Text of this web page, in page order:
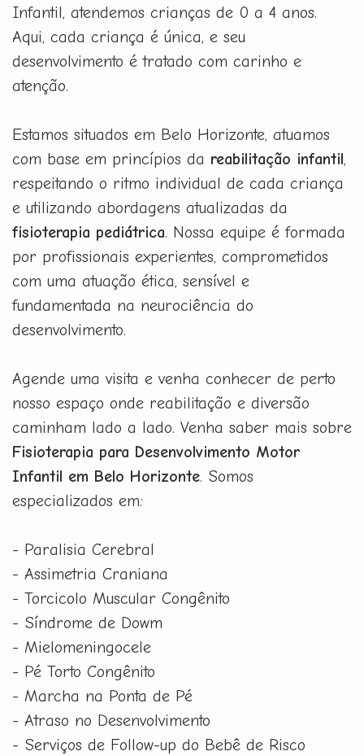
Infantil, atendemos crianças de 0 a 4 anos.
Aqui, cada criança é única, e seu
desenvolvimento é tratado com carinho e
atenção.
Estamos situados em Belo Horizonte, atuamos
com base em princípios da reabilitação infantil,
respeitando o ritmo individual de cada criança
e utilizando abordagens atualizadas da
fisioterapia pediátrica. Nossa equipe é formada
por profissionais experientes, comprometidos
com uma atuação ética, sensível e
fundamentada na neurociência do
desenvolvimento.
Agende uma visita e venha conhecer de perto
nosso espaço onde reabilitação e diversão
caminham lado a lado. Venha saber mais sobre
Fisioterapia para Desenvolvimento Motor
Infantil em Belo Horizonte. Somos
especializados em:
- Paralisia Cerebral
- Assimetria Craniana
- Torcicolo Muscular Congênito
- Síndrome de Dowm
- Mielomeningocele
- Pé Torto Congênito
- Marcha na Ponta de Pé
- Atraso no Desenvolvimento
- Serviços de Follow-up do Bebê de Risco